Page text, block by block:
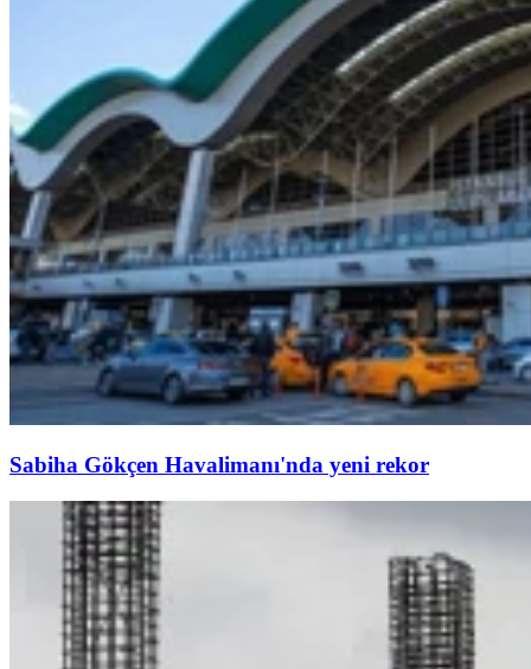
Sabiha Gökçen Havalimanı'nda yeni rekor